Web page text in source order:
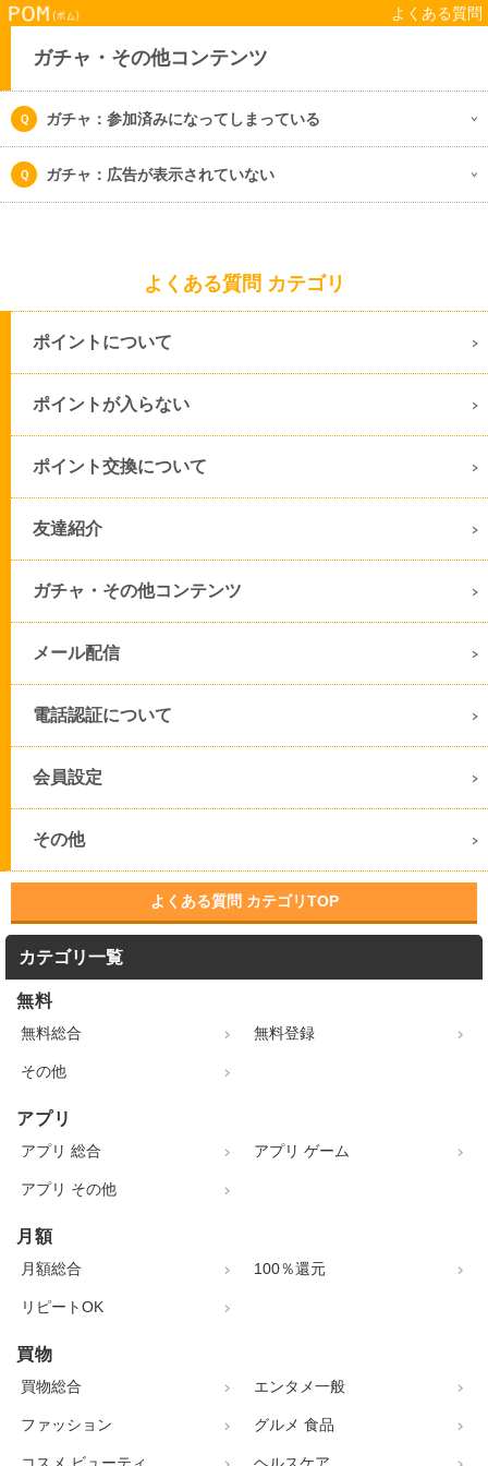
よくある質問
ガチャ・その他コンテンツ
ガチャ：参加済みになってしまっている
ガチャ：広告が表示されていない
よくある質問 カテゴリ
ポイントについて
ポイントが入らない
ポイント交換について
友達紹介
ガチャ・その他コンテンツ
メール配信
電話認証について
会員設定
その他
よくある質問 カテゴリTOP
カテゴリ一覧
無料
無料総合 無料登録
その他
アプリ
アプリ 総合 アプリ ゲーム
アプリ その他
月額
月額総合 100％還元
リピートOK
買物
買物総合 エンタメ一般
ファッション グルメ 食品